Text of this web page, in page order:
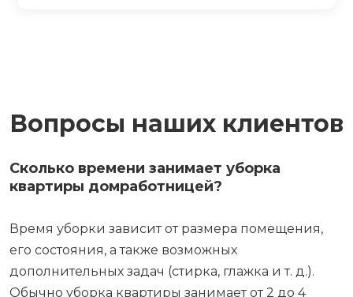
Вопросы наших клиентов
Сколько времени занимает уборка
квартиры домработницей?
Время уборки зависит от размера помещения,
его состояния, а также возможных
дополнительных задач (стирка, глажка и т. д.).
Обычно уборка квартиры занимает от 2 до 4